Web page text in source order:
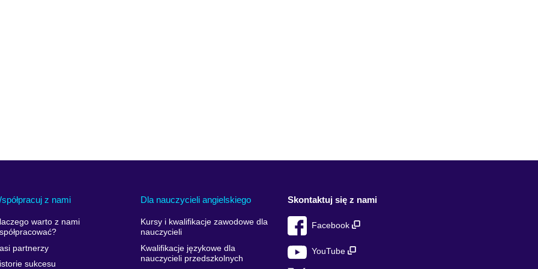
z nami
warto z nami
partnerzy
sukcesu
Dla nauczycieli angielskiego
Kursy i kwalifikacje zawodowe dla
nauczycieli
Kwalifikacje językowe dla
nauczycieli przedszkolnych
Skontaktuj się z nami
Facebook
YouTube